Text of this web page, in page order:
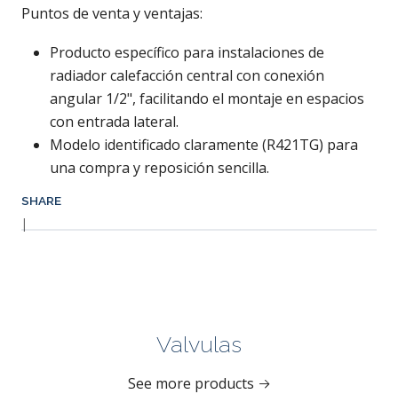
Puntos de venta y ventajas:
Producto específico para instalaciones de
radiador calefacción central con conexión
angular 1/2", facilitando el montaje en espacios
con entrada lateral.
Modelo identificado claramente (R421TG) para
una compra y reposición sencilla.
SHARE
|
Valvulas
See more products